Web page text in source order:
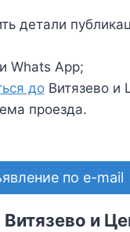
детали
и Whats App;
доВитязево и
проезда.
по e-mail
Витязево и